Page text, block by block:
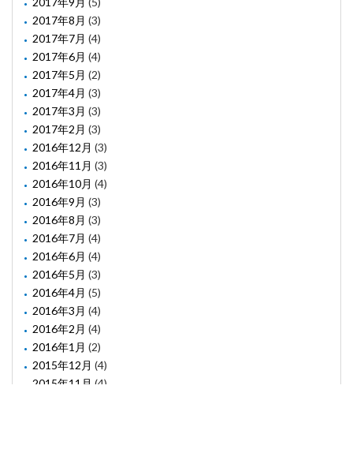
2017年8月 (3)
2017年7月 (4)
2017年6月 (4)
2017年5月 (2)
2017年4月 (3)
2017年3月 (3)
2017年2月 (3)
2016年12月 (3)
2016年11月 (3)
2016年10月 (4)
2016年9月 (3)
2016年8月 (3)
2016年7月 (4)
2016年6月 (4)
2016年5月 (3)
2016年4月 (5)
2016年3月 (4)
2016年2月 (4)
2016年1月 (2)
2015年12月 (4)
2015年11月 (4)